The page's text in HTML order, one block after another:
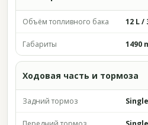
Объём топливного бака 12 L /
Габариты 1490
Ходовая часть и тормоза
Задний тормоз